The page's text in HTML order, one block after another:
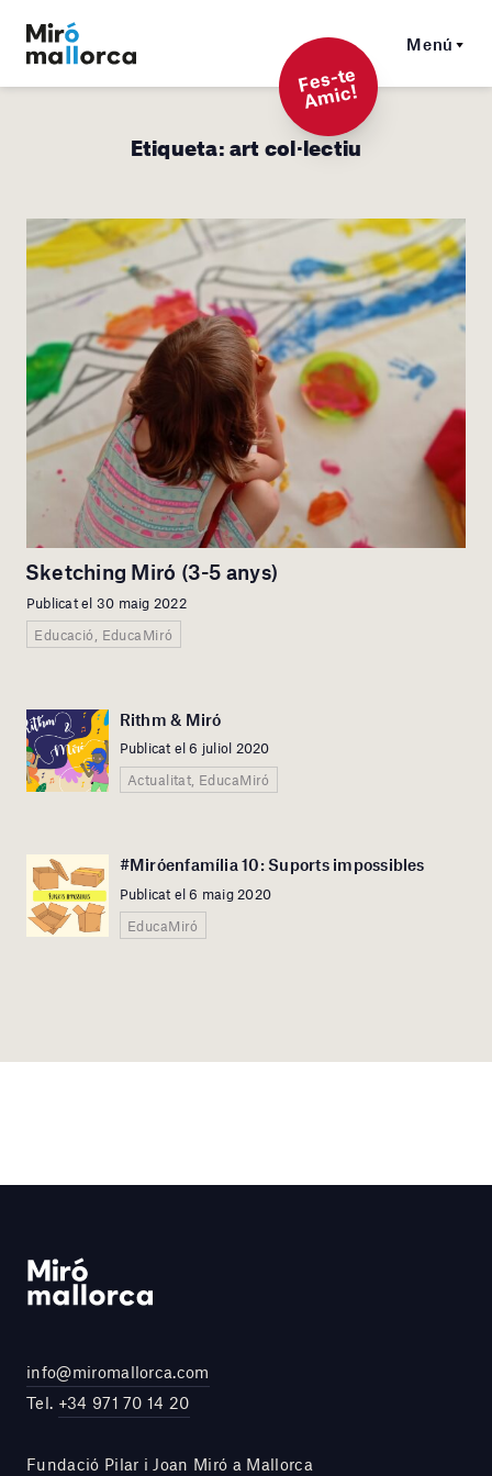
Menú
F
es-t
e
A
mi
c!
Etiqueta:art col·lectiu
Sketching Miró (3-5 anys)
Publicat el 30 maig 2022
Educació, EducaMiró
Rithm & Miró
Publicat el 6 juliol 2020
Actualitat, EducaMiró
#Miróenfamília 10: Suports impossibles
Publicat el 6 maig 2020
EducaMiró
info@miromallorca.com
Tel. +34 971 70 14 20
Fundació Pilar i Joan Miró a Mallorca